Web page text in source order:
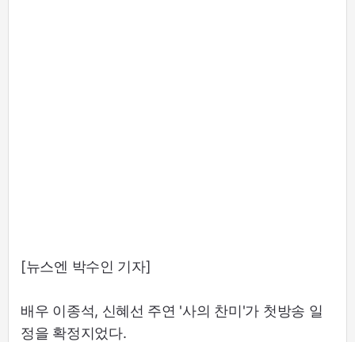
[뉴스엔 박수인 기자]
배우 이종석, 신혜선 주연 '사의 찬미'가 첫방송 일
정을 확정지었다.